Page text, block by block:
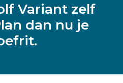
Variant zelf
dan nu je